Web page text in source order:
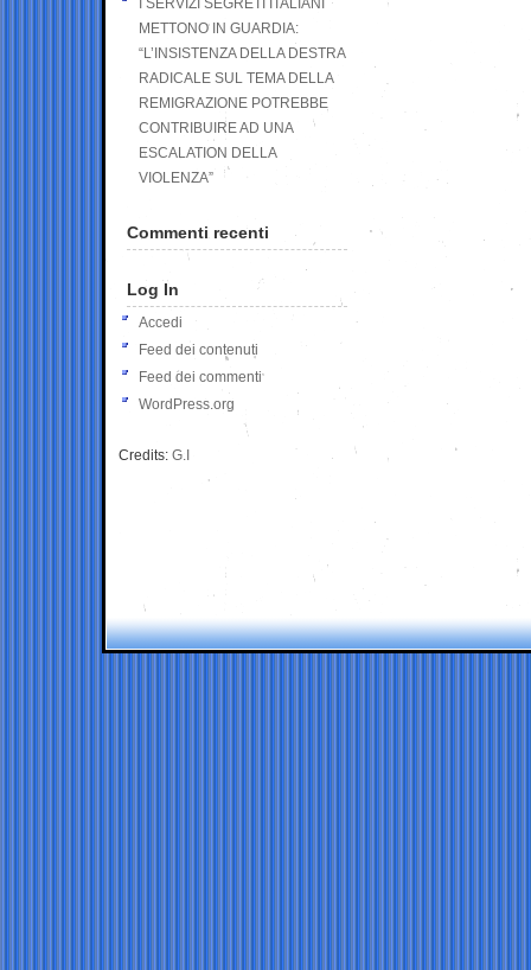
I SERVIZI SEGRETI ITALIANI
METTONO IN GUARDIA:
“L’INSISTENZA DELLA DESTRA
RADICALE SUL TEMA DELLA
REMIGRAZIONE POTREBBE
CONTRIBUIRE AD UNA
ESCALATION DELLA
VIOLENZA”
Commenti recenti
Log In
Accedi
Feed dei contenuti
Feed dei commenti
WordPress.org
Credits: G.I